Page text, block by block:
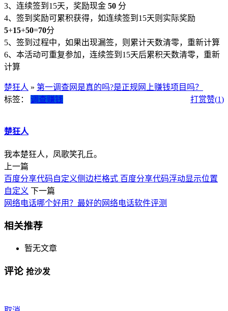
3、连续签到15天，奖励现金 50 分
4、签到奖励可累积获得，如连续签到15天则实际奖励
5+15+50=70分
5、签到过程中，如果出现漏签，则累计天数清零，重新计算
6、本活动可重复参加，连续签到15天后累积天数清零，重新
计算
楚狂人 » 第一调查网是真的吗?是正规网上赚钱项目吗？
打赏赞(1)
标签： 调查赚钱
楚狂人
我本楚狂人，凤歌笑孔丘。
上一篇
百度分享代码自定义侧边栏格式 百度分享代码浮动显示位置
自定义 下一篇
网络电话哪个好用？最好的网络电话软件评测
相关推荐
暂无文章
评论 抢沙发